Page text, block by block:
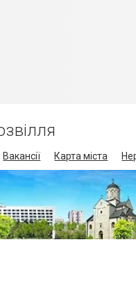
Вакансії Карта міста